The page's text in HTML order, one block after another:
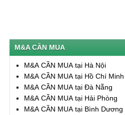
M&A CẦN MUA
M&A CẦN MUA tại Hà Nội
M&A CẦN MUA tại Hồ Chí Minh
M&A CẦN MUA tại Đà Nẵng
M&A CẦN MUA tại Hải Phòng
M&A CẦN MUA tại Bình Dương